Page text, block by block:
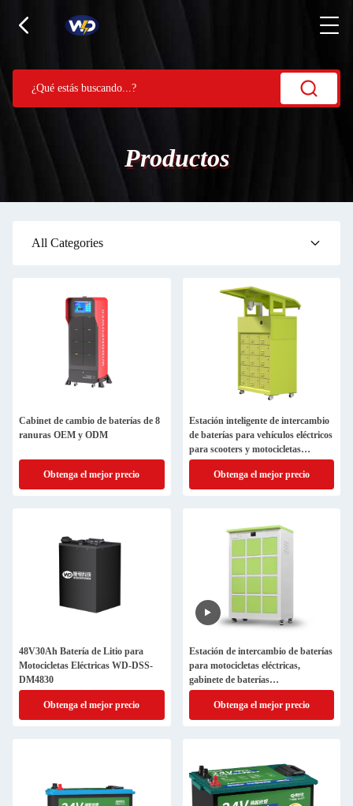
Productos
All Categories
Cabinet de cambio de baterías de 8
ranuras OEM y ODM
Obtenga el mejor precio
Estación inteligente de intercambio
de baterías para vehículos eléctricos
para scooters y motocicletas
eléctricas con salida de potencia
personalizada
Obtenga el mejor precio
48V30Ah Batería de Litio para
Motocicletas Eléctricas WD-DSS-
DM4830
Obtenga el mejor precio
Estación de intercambio de baterías
para motocicletas eléctricas,
gabinete de baterías
intercambiables inteligente, solución
personalizada
Obtenga el mejor precio